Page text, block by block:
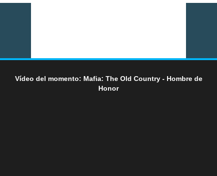
Vídeo del momento: Mafia: The Old Country - Hombre de
Honor